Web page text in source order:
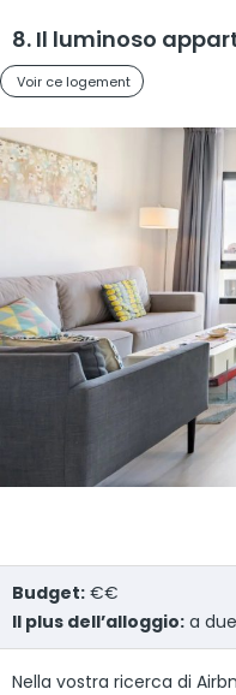
8. Il luminoso
Voir ce logement
Budget: €€
Il plus dell’alloggio: a
Nella vostra ricerca di